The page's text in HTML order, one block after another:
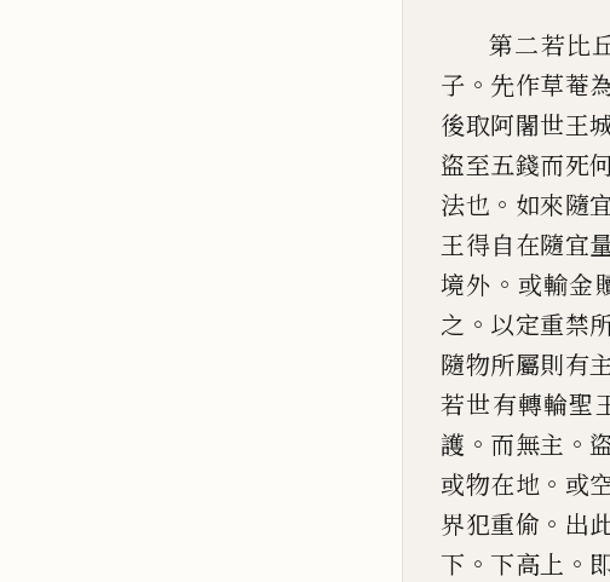
第二若比
子 。 先作草菴
後取阿闍世王
盜至五錢而死
法也 。 如來隨
王得自在隨宜
境外 。 或輸金
之 。 以定重禁
隨物所屬則有
若世有轉輪聖
護 。 而無主 。
或物在地 。 或
界犯重偷 。 出
下 。 下高上 。